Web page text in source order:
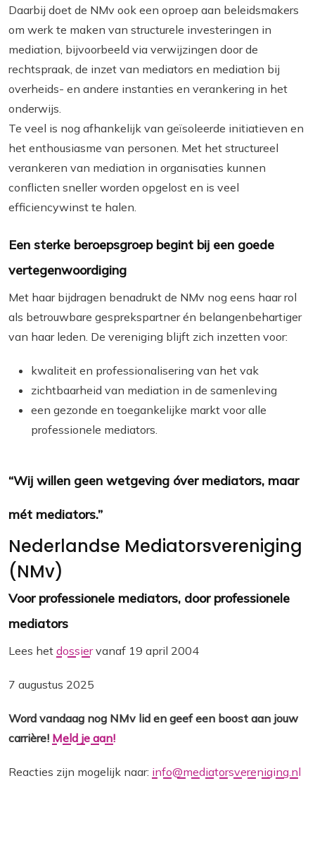
Daarbij doet de NMv ook een oproep aan beleidsmakers
om werk te maken van structurele investeringen in
mediation, bijvoorbeeld via verwijzingen door de
rechtspraak, de inzet van mediators en mediation bij
overheids- en andere instanties en verankering in het
onderwijs.
Te veel is nog afhankelijk van geïsoleerde initiatieven en
het enthousiasme van personen. Met het structureel
verankeren van mediation in organisaties kunnen
conflicten sneller worden opgelost en is veel
efficiencywinst te halen.
Een sterke beroepsgroep begint bij een goede
vertegenwoordiging
Met haar bijdragen benadrukt de NMv nog eens haar rol
als betrouwbare gesprekspartner én belangenbehartiger
van haar leden. De vereniging blijft zich inzetten voor:
kwaliteit en professionalisering van het vak
zichtbaarheid van mediation in de samenleving
een gezonde en toegankelijke markt voor alle
professionele mediators.
“Wij willen geen wetgeving óver mediators, maar
mét mediators.”
Nederlandse Mediatorsvereniging
(NMv)
Voor professionele mediators, door professionele
mediators
Lees het dossiervanaf 19 april 2004
7 augustus 2025
Word vandaag nog NMv lid en geef een boost aan jouw
carrière! Meld je aan!
Reacties zijn mogelijk naar: info@mediatorsvereniging.nl